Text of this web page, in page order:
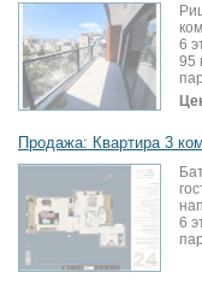
6
95
Продажа: Квартира 3
6